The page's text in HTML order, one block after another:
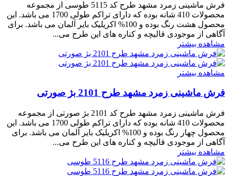
فرش ماشینی زمرد مشهد طرح کد 5115 طوسی از مجموعه
محصولات 410 شانه بوده که دارای تراکم طولی 1700 می باشد. این
محصول هشت رنگ بوده و 100% اکریلیک بایر آلمان می باشد. برای
آگاهی از موجودی قالیچه و کناره های این طرح می...
مشاهده بیشتر
مشاهده بیشتر
فرش ماشینی زمرد مشهد طرح 2101 بژ صورتی
فرش ماشینی زمرد مشهد طرح کد 2101 بژ صورتی از مجموعه
محصولات 410 شانه بوده که دارای تراکم طولی 1700 می باشد. این
محصول چهار رنگ بوده و 100% اکریلیک بایر آلمان می باشد. برای
آگاهی از موجودی قالیچه و کناره های این طرح می...
مشاهده بیشتر